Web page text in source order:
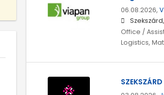
06.08.2026,
Office /
Logistics,